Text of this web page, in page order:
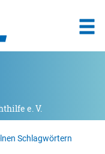
e. V.
Schlagwörtern